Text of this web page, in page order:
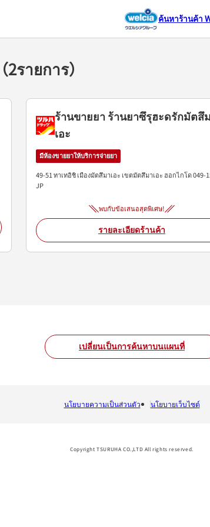
ค้นหาร้านค้า
รายการ）
ร้านขายยา ร้านยาซึรุฮะดรักมัตสึ
เอะ
มีห้องขายยาให้บริการจ่ายยา
49-51 ทาเทอิชิ เมืองมัตสึมาเอะ เขตมัตสึมาเอะ ฮอกไกโด049-
JP
พบกับข้อเสนอสุดพิเศษ!
รายละเอียดร้านค้า
เปลี่ยนเป็นการค้นหาบนแผนที่
นโยบายความเป็นส่วนตัว นโยบายเว็บไซต์
Copyright TSURUHA CO.,LTD All rights reserved.